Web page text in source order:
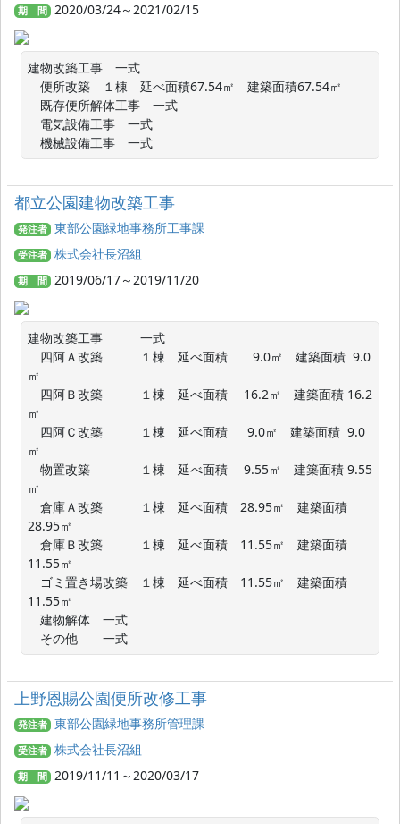
期 間 2020/03/24～2021/02/15
建物改築工事　一式
便所改築　１棟　延べ面積67.54㎡　建築面積67.54㎡
既存便所解体工事　一式
電気設備工事　一式
機械設備工事　一式
都立公園建物改築工事
発注者 東部公園緑地事務所工事課
受注者 株式会社長沼組
期 間 2019/06/17～2019/11/20
建物改築工事　　　一式
四阿Ａ改築　　　１棟　延べ面積　　9.0㎡　建築面積  9.0
㎡
四阿Ｂ改築　　　１棟　延べ面積　 16.2㎡　建築面積 16.2
㎡
四阿Ｃ改築　　　１棟　延べ面積　  9.0㎡　建築面積  9.0
㎡
物置改築　　　　１棟　延べ面積　 9.55㎡　建築面積 9.55
㎡
倉庫Ａ改築　　　１棟　延べ面積　28.95㎡　建築面積
28.95㎡
倉庫Ｂ改築　　　１棟　延べ面積　11.55㎡　建築面積
11.55㎡
ゴミ置き場改築　１棟　延べ面積　11.55㎡　建築面積
11.55㎡
建物解体　一式
その他　　一式
上野恩賜公園便所改修工事
発注者 東部公園緑地事務所管理課
受注者 株式会社長沼組
期 間 2019/11/11～2020/03/17